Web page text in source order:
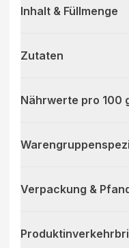
Inhalt & Füllmenge
Zutaten
Nährwerte pro 100
Verpackung &